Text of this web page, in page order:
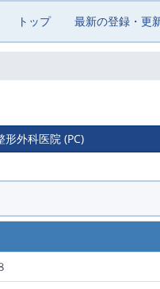
トップ 最新の登録・更
外科医院 (PC)